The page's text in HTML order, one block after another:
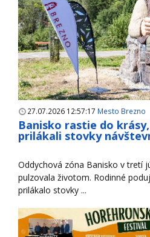
27.07.2026 12:57:17 Mesto Brezno
Banisko rastie do
prilákali stovky
Oddychová zóna Banisko v tretí
pulzovala životom. Rodinné
prilákalo stovky ...